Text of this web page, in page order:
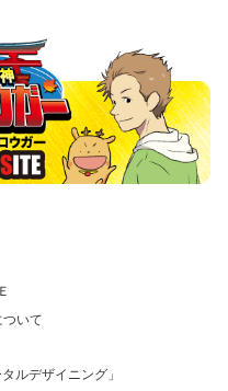
いて
ルデザイニング」